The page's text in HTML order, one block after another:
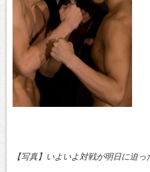
【写真】いよいよ対戦が明日に迫